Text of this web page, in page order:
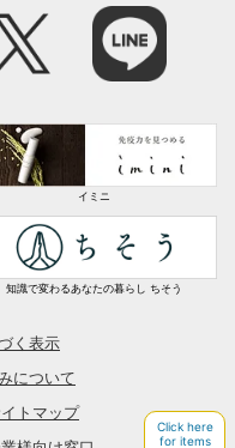
イミニ
知識で変わるあなたの暮らし ちそう
く表示
について
トマップ